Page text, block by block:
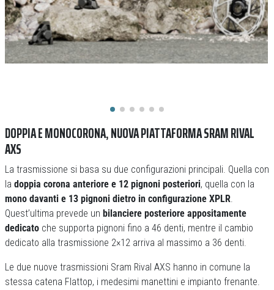
DOPPIA E MONOCORONA, NUOVA PIATTAFORMA SRAM RIVAL
AXS
La trasmissione si basa su due configurazioni principali. Quella con
la doppia corona anteriore e 12 pignoni posteriori, quella con la
mono davanti e 13 pignoni dietro in configurazione XPLR.
Quest’ultima prevede un bilanciere posteriore appositamente
dedicato che supporta pignoni fino a 46 denti, mentre il cambio
dedicato alla trasmissione 2×12 arriva al massimo a 36 denti.
Le due nuove trasmissioni Sram Rival AXS hanno in comune la
stessa catena Flattop, i medesimi manettini e impianto frenante.